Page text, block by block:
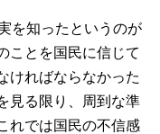
を知ったというのが
ことを国民に信じて
ければならなかった
見る限り、周到な準
れでは国民の不信感